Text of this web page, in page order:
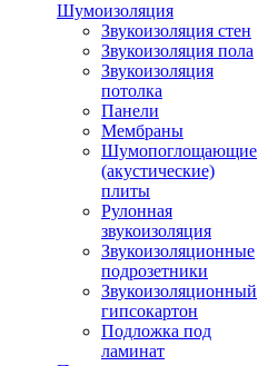
Шумоизоляция
Звукоизоляция стен
Звукоизоляция пола
Звукоизоляция
потолка
Панели
Мембраны
Шумопоглощающие
(акустические)
плиты
Рулонная
звукоизоляция
Звукоизоляционные
подрозетники
Звукоизоляционный
гипсокартон
Подложка под
ламинат